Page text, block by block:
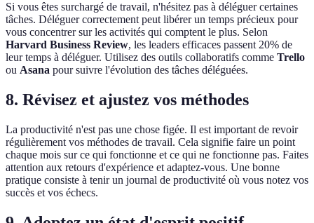
Si vous êtes surchargé de travail, n'hésitez pas à déléguer certaines
tâches. Déléguer correctement peut libérer un temps précieux pour
vous concentrer sur les activités qui comptent le plus. Selon
Harvard Business Review, les leaders efficaces passent 20% de
leur temps à déléguer. Utilisez des outils collaboratifs comme Trello
ou Asana pour suivre l'évolution des tâches déléguées.
8. Révisez et ajustez vos méthodes
La productivité n'est pas une chose figée. Il est important de revoir
régulièrement vos méthodes de travail. Cela signifie faire un point
chaque mois sur ce qui fonctionne et ce qui ne fonctionne pas. Faites
attention aux retours d'expérience et adaptez-vous. Une bonne
pratique consiste à tenir un journal de productivité où vous notez vos
succès et vos échecs.